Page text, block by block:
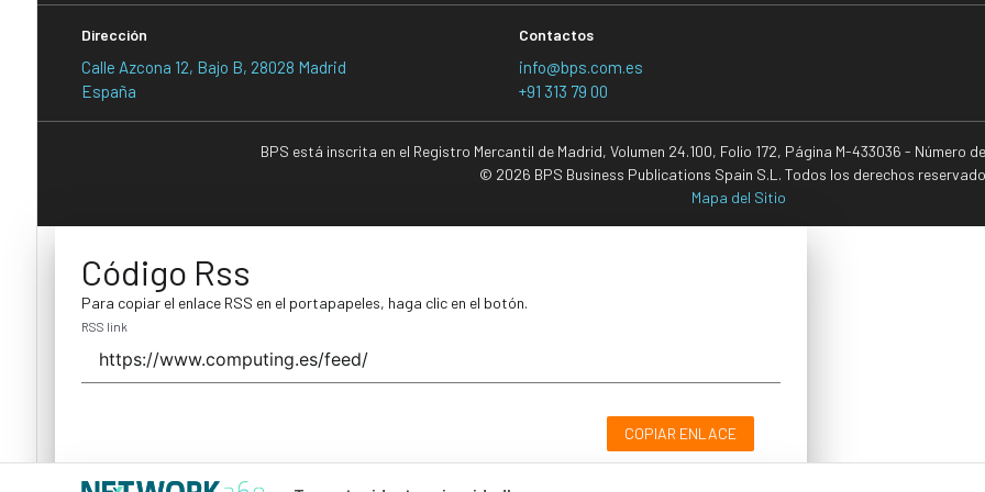
Dirección
Calle Azcona 12, Bajo B, 28028 Madrid
España
Contactos
info@bps.com.es
+91 313 79 00
BPS está inscrita en el Registro Mercantil de Madrid, Volumen 24.100, Folio 172, Página M-433036 - Número
© 2026 BPS Business Publications Spain S.L. Todos los derechos
Mapa del Sitio
Código Rss
Para copiar el enlace RSS en el portapapeles, haga clic en el botón.
RSS link
COPIAR ENLACE